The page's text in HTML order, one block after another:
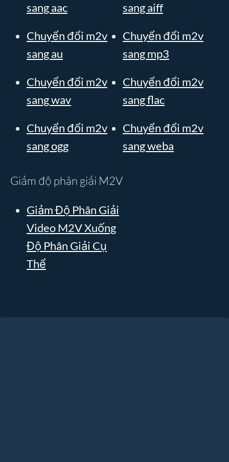
sang aac
sang aiff
Chuyển đổi m2v
sang au
Chuyển đổi m2v
sang mp3
Chuyển đổi m2v
sang wav
Chuyển đổi m2v
sang flac
Chuyển đổi m2v
sang ogg
Chuyển đổi m2v
sang weba
Giảm độ phân giải M2V
Giảm Độ Phân Giải
Video M2V Xuống
Độ Phân Giải Cụ
Thể